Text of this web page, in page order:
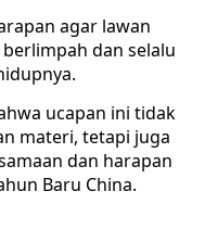
agar lawan
dan selalu
ucapan ini tidak
materi, tetapi juga
dan harapan
Baru China.